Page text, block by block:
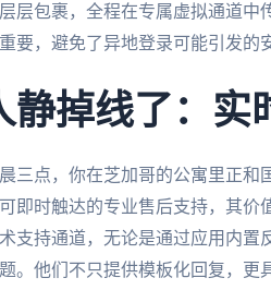
层包裹，全程在专属虚拟通道
要，避免了异地登录可能引发的
静掉线了：实
三点，你在芝加哥的公寓里正
即时触达的专业售后支持，其
支持通道，无论是通过应用内
。他们不只提供模板化回复，